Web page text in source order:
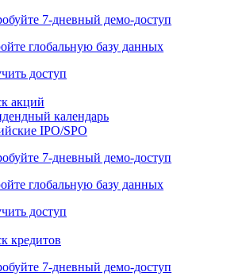
7-дневный демо-доступ
глобальную базу данных
доступ
акций
календарь
IPO/SPO
7-дневный демо-доступ
глобальную базу данных
доступ
кредитов
7-дневный демо-доступ